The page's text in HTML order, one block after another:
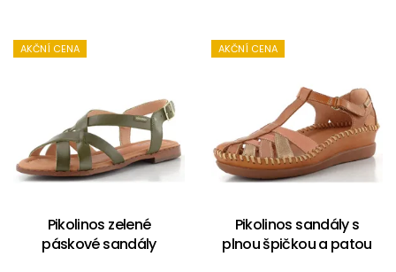
AKČNÍ CENA
Pikolinos zelené
páskové sandály
AKČNÍ CENA
Pikolinos sandály s
plnou špičkou a patou